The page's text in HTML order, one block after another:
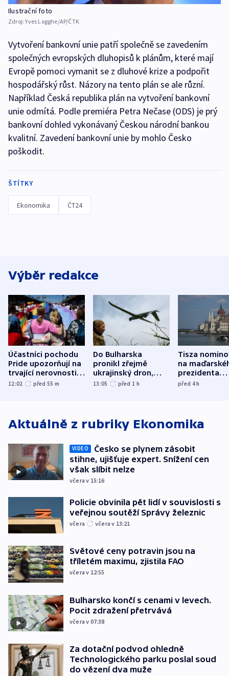
Ilustrační foto
Zdroj:Yves Logghe/AP/ČTK
Vytvoření bankovní unie patří společně se zavedením
společných evropských dluhopisů k plánům, které mají
Evropě pomoci vymanit se z dluhové krize a podpořit
hospodářský růst. Názory na tento plán se ale různí.
Například Česká republika plán na vytvoření bankovní
unie odmítá. Podle premiéra Petra Nečase (ODS) je prý
bankovní dohled vykonávaný Českou národní bankou
kvalitní. Zavedení bankovní unie by mohlo Česko
poškodit.
ŠTÍTKY
Ekonomika ČT24
Výběr redakce
Účastníci pochodu
Pride upozorňují na
trvající nerovnosti i
společenskou
12:02 před 55 m
Do Bulharska
pronikl zřejmě
ukrajinský dron,
explodoval kilometr
13:05 před 1 h
Tisza
na
prezidenta
bývalého
před 4h
Aktuálně z rubriky Ekonomika
VIDEO
Česko se plynem zásobit
stihne, ujišťuje expert. Snížení cen
však slíbit nelze
včera v 15:16
Policie obvinila pět lidí v souvislosti s
veřejnou soutěží Správy železnic
včera včera v 13:21
Světové ceny potravin jsou na
tříletém maximu, zjistila FAO
včera v 12:55
Bulharsko končí s cenami v levech.
Pocit zdražení přetrvává
včera v 07:38
Za dotační podvod ohledně
Technologického parku poslal soud
do vězení dva muže